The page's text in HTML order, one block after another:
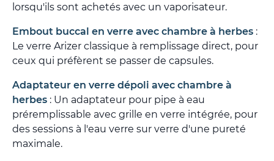
lorsqu'ils sont achetés avec un vaporisateur.
Embout buccal en verre avec chambre à herbes :
Le verre Arizer classique à remplissage direct, pour
ceux qui préfèrent se passer de capsules.
Adaptateur en verre dépoli avec chambre à
herbes : Un adaptateur pour pipe à eau
préremplissable avec grille en verre intégrée, pour
des sessions à l'eau verre sur verre d'une pureté
maximale.